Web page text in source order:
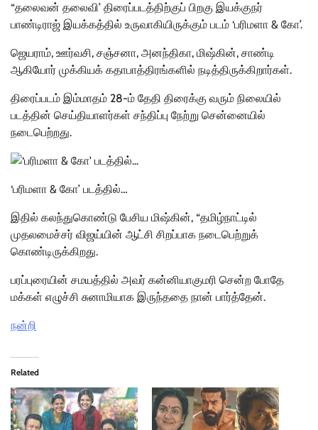
“தலைவன் தலைவி’ திரைப்படத்திற்குப் பிறகு இயக்குநர்
பாண்டிராஜ் இயக்கத்தில் உருவாகியிருக்கும் படம் ‘பரிமளா & கோ’.
ஜெயராம், ஊர்வசி, சஞ்சனா, அனந்திகா, மிஷ்கின், சாண்டி
ஆகியோர் முக்கியக் கதாபாத்திரங்களில் நடித்திருக்கிறார்கள்.
திரைப்படம் இம்மாதம் 28-ம் தேதி திரைக்கு வரும் நிலையில்
படத்தின் செய்தியாளர்கள் சந்திப்பு நேற்று சென்னையில்
நடைபெற்றது.
‘பரிமளா & கோ’ படத்தில்…
இதில் கலந்துகொண்டு பேசிய மிஷ்கின், “தமிழ்நாட்டில்
முதலமைச்சர் விஜய்யின் ஆட்சி சிறப்பாக நடைபெற்றுக்
கொண்டிருக்கிறது.
பரப்புரையின் சமயத்தில் அவர் கன்னியாகுமரி சென்ற போதே
மக்கள் எழுச்சி சுனாமியாக இருந்ததை நான் பார்த்தேன்.
நன்றி
Related